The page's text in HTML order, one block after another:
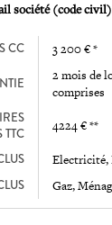
société (code civil)
CC 3 200 € *
2 mois de
comprises
TTC
4224 € **
Gaz,